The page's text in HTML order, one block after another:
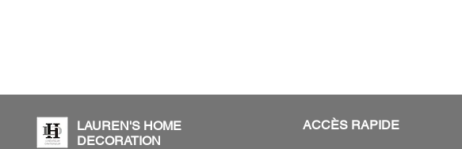
LAUREN'S HOME
DECORATION
ACCÈS RAPIDE